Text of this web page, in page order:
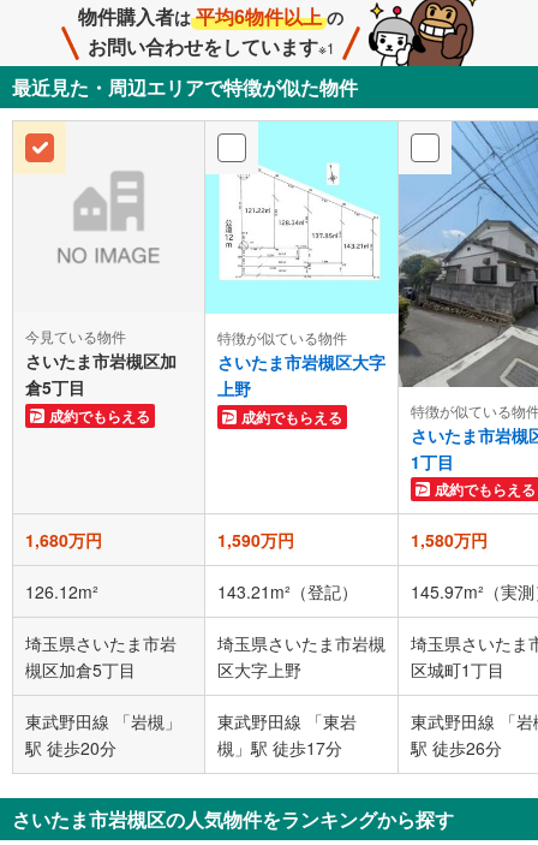
物件購入者は 平均6物件以上 の
お問い合わせをしています※1
最近見た・周辺エリアで特徴が似た物件
今見ている物件
さいたま市岩槻区加
倉5丁目
成約でもらえる
特徴が似ている物件
さいたま市岩槻区大字
上野
成約でもらえる 特徴が似ている物
さいたま市岩槻
1丁目
成約でもらえる
1,680万円 1,590万円 1,580万円
126.12m² 143.21m²（登記） 145.97m²（実
埼玉県さいたま市岩
槻区加倉5丁目
埼玉県さいたま市岩槻
区大字上野
埼玉県さいたま
区城町1丁目
東武野田線 「岩槻」
駅 徒歩20分
東武野田線 「東岩
槻」駅 徒歩17分
東武野田線 「岩
駅 徒歩26分
さいたま市岩槻区の人気物件をランキングから探す